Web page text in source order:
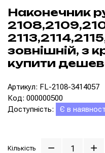
Наконечник
зовнішній, з
купити
Артикул: FL-2108-3414057
Код: 000000500
Доступність:
Є в
Кількість